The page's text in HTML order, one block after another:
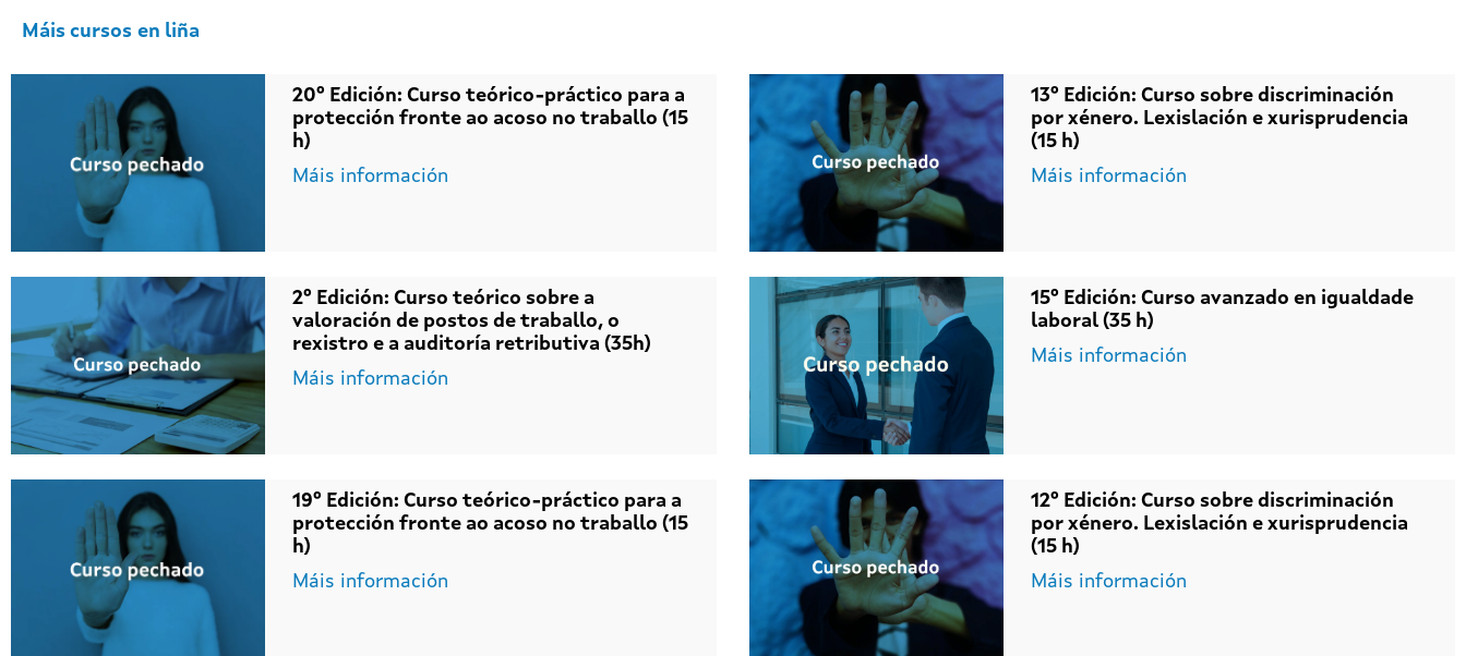
Máis cursos en liña
20º Edición: Curso teórico-práctico para a
protección fronte ao acoso no traballo (15
h)
Máis información
13º Edición: Curso sobre discriminación
por xénero. Lexislación e xurisprudencia
(15 h)
Máis información
2º Edición: Curso teórico sobre a
valoración de postos de traballo, o
rexistro e a auditoría retributiva (35h)
Máis información
15º Edición: Curso avanzado en igualdade
laboral (35 h)
Máis información
19º Edición: Curso teórico-práctico para a
protección fronte ao acoso no traballo (15
h)
Máis información
12º Edición: Curso sobre discriminación
por xénero. Lexislación e xurisprudencia
(15 h)
Máis información